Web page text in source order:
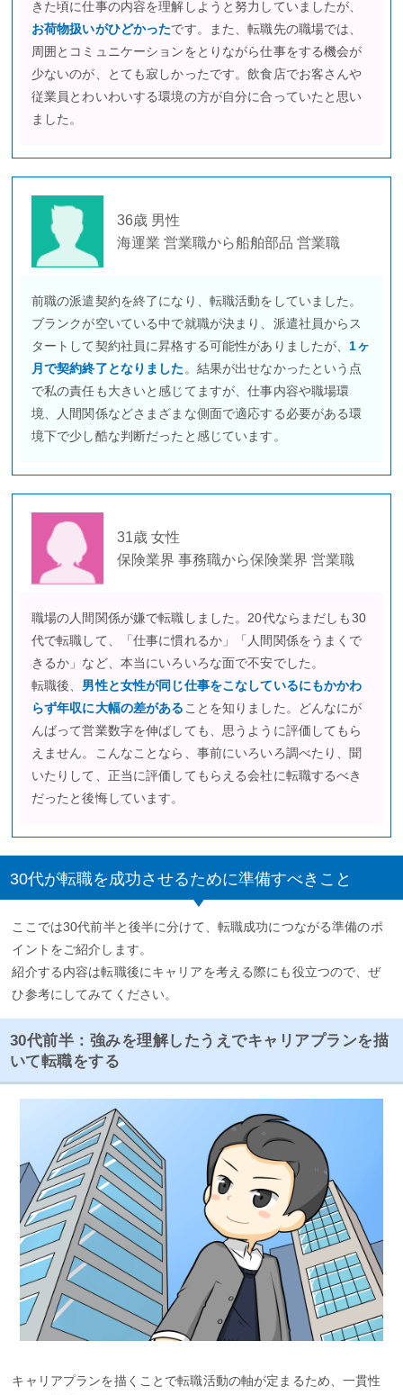
きた頃に仕事の内容を理解しようと努力していましたが、
お荷物扱いがひどかったです。また、転職先の職場では、
周囲とコミュニケーションをとりながら仕事をする機会が
少ないのが、とても寂しかったです。飲食店でお客さんや
従業員とわいわいする環境の方が自分に合っていたと思い
ました。
36歳 男性
海運業 営業職から船舶部品 営業職
前職の派遣契約を終了になり、転職活動をしていました。
ブランクが空いている中で就職が決まり、派遣社員からス
タートして契約社員に昇格する可能性がありましたが、1ヶ
月で契約終了となりました。結果が出せなかったという点
で私の責任も大きいと感じてますが、仕事内容や職場環
境、人間関係などさまざまな側面で適応する必要がある環
境下で少し酷な判断だったと感じています。
31歳 女性
保険業界 事務職から保険業界 営業職
職場の人間関係が嫌で転職しました。20代ならまだしも30
代で転職して、「仕事に慣れるか」「人間関係をうまくで
きるか」など、本当にいろいろな面で不安でした。
転職後、 男性と女性が同じ仕事をこなしているにもかかわ
らず年収に大幅の差があることを知りました。どんなにが
んばって営業数字を伸ばしても、思うように評価してもら
えません。こんなことなら、事前にいろいろ調べたり、聞
いたりして、正当に評価してもらえる会社に転職するべき
だったと後悔しています。
30代が転職を成功させるために準備すべきこと
ここでは30代前半と後半に分けて、転職成功につながる準備のポ
イントをご紹介します。
紹介する内容は転職後にキャリアを考える際にも役立つので、ぜ
ひ参考にしてみてください。
30代前半：強みを理解したうえでキャリアプランを描
いて転職をする
キャリアプランを描くことで転職活動の軸が定まるため、一貫性